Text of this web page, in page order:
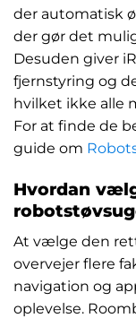
der automatisk
der gør det
Desuden giver
fjernstyring og
hvilket ikke alle
For at finde de
guide om
Hvordan
At vælge den
overvejer flere
navigation og
oplevelse.